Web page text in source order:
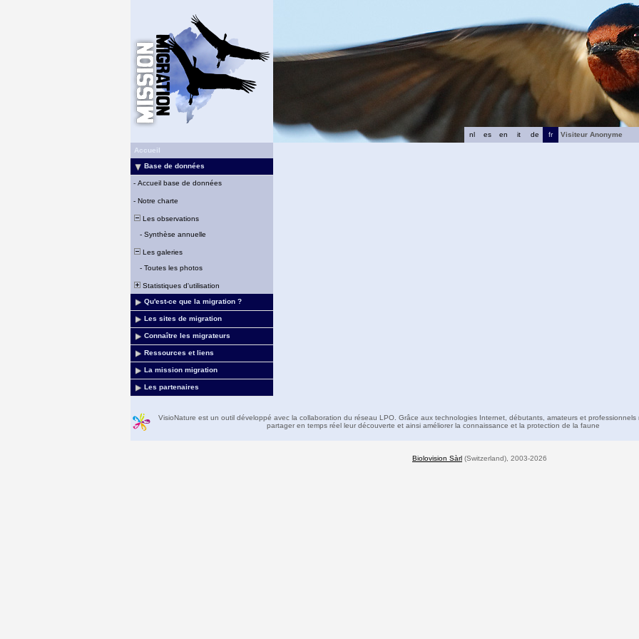
fr
de
it
en
es
nl
Visiteur Anonyme
Accueil
Base de données
- Accueil base de données
- Notre charte
Les observations
- Synthèse annuelle
Les galeries
- Toutes les photos
Statistiques d'utilisation
Qu'est-ce que la migration ?
Les sites de migration
Connaître les migrateurs
Ressources et liens
La mission migration
Les partenaires
VisioNature est un outil développé avec la collaboration du réseau LPO. Grâce aux technologies Internet, débutants, amateurs et professionnels
partager en temps réel leur découverte et ainsi améliorer la connaissance et la protection de la faune
Biolovision Sàrl (Switzerland), 2003-2026